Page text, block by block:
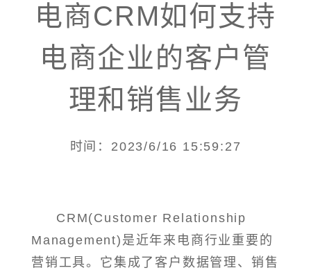
电商CRM如何支持
电商企业的客户管
理和销售业务
时间：2023/6/16 15:59:27
CRM(Customer Relationship
Management)是近年来电商行业重要的
营销工具。它集成了客户数据管理、销售